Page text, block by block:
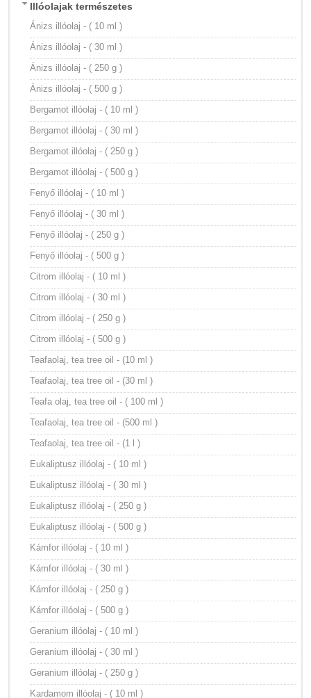
Illóolajak természetes
Ánizs illóolaj - ( 10 ml )
Ánizs illóolaj - ( 30 ml )
Ánizs illóolaj - ( 250 g )
Ánizs illóolaj - ( 500 g )
Bergamot illóolaj - ( 10 ml )
Bergamot illóolaj - ( 30 ml )
Bergamot illóolaj - ( 250 g )
Bergamot illóolaj - ( 500 g )
Fenyő illóolaj - ( 10 ml )
Fenyő illóolaj - ( 30 ml )
Fenyő illóolaj - ( 250 g )
Fenyő illóolaj - ( 500 g )
Citrom illóolaj - ( 10 ml )
Citrom illóolaj - ( 30 ml )
Citrom illóolaj - ( 250 g )
Citrom illóolaj - ( 500 g )
Teafaolaj, tea tree oil - (10 ml )
Teafaolaj, tea tree oil - (30 ml )
Teafa olaj, tea tree oil - ( 100 ml )
Teafaolaj, tea tree oil - (500 ml )
Teafaolaj, tea tree oil - (1 l )
Eukaliptusz illóolaj - ( 10 ml )
Eukaliptusz illóolaj - ( 30 ml )
Eukaliptusz illóolaj - ( 250 g )
Eukaliptusz illóolaj - ( 500 g )
Kámfor illóolaj - ( 10 ml )
Kámfor illóolaj - ( 30 ml )
Kámfor illóolaj - ( 250 g )
Kámfor illóolaj - ( 500 g )
Geranium illóolaj - ( 10 ml )
Geranium illóolaj - ( 30 ml )
Geranium illóolaj - ( 250 g )
Kardamom illóolaj - ( 10 ml )